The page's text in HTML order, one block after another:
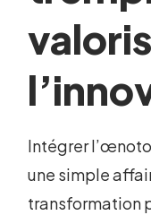
Intégrer
une simple
transformation